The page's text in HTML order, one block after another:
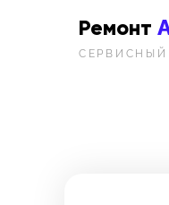
Ремонт
СЕРВИСНЫЙ